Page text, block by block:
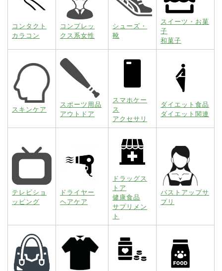
コンタクト
カラコン
コンプレッ
クス系女性
シューズ・
靴
スイーツ・お菓
子
和菓子
スキンケア
スポーツ用品
アウトドア
スマホケー
ス
アクセサリ
ダイエット食品
ダイエット関連
テレビショ
ッピング
ドライヤー
ヘアケア
ドラッグス
トア
健康食品
サプリメン
ト
バストアップサ
プリ